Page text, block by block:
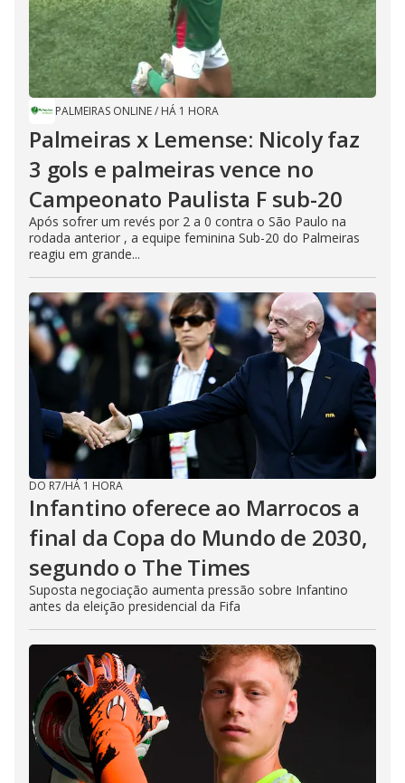
PALMEIRAS ONLINE/ HÁ 1 HORA
Palmeiras x Lemense: Nicoly faz
3 gols e palmeiras vence no
Campeonato Paulista F sub-20
Após sofrer um revés por 2 a 0 contra o São Paulo na
rodada anterior , a equipe feminina Sub-20 do Palmeiras
reagiu em grande...
DO R7/HÁ 1 HORA
Infantino oferece ao Marrocos a
final da Copa do Mundo de 2030,
segundo o The Times
Suposta negociação aumenta pressão sobre Infantino
antes da eleição presidencial da Fifa